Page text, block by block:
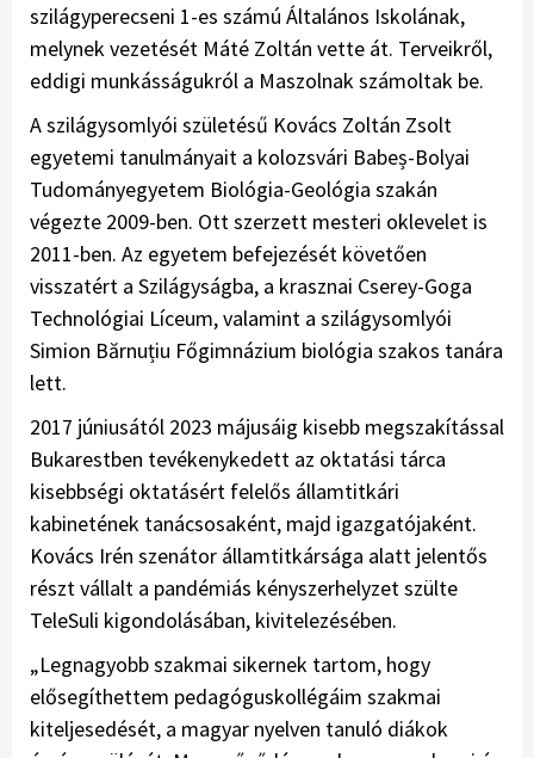
szilágyperecseni 1-es számú Általános Iskolának,
melynek vezetését Máté Zoltán vette át. Terveikről,
eddigi munkásságukról a Maszolnak számoltak be.
A szilágysomlyói születésű Kovács Zoltán Zsolt
egyetemi tanulmányait a kolozsvári Babeș-Bolyai
Tudományegyetem Biológia-Geológia szakán
végezte 2009-ben. Ott szerzett mesteri oklevelet is
2011-ben. Az egyetem befejezését követően
visszatért a Szilágyságba, a krasznai Cserey-Goga
Technológiai Líceum, valamint a szilágysomlyói
Simion Bărnuțiu Főgimnázium biológia szakos tanára
lett.
2017 júniusától 2023 májusáig kisebb megszakítással
Bukarestben tevékenykedett az oktatási tárca
kisebbségi oktatásért felelős államtitkári
kabinetének tanácsosaként, majd igazgatójaként.
Kovács Irén szenátor államtitkársága alatt jelentős
részt vállalt a pandémiás kényszerhelyzet szülte
TeleSuli kigondolásában, kivitelezésében.
„Legnagyobb szakmai sikernek tartom, hogy
elősegíthettem pedagóguskollégáim szakmai
kiteljesedését, a magyar nyelven tanuló diákok